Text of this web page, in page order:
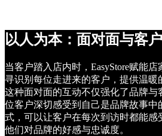
以人为本：面对面与客
当客户踏入店内时，EasyStore赋能
寻识别每位走进来的客户，提供温暖
这种面对面的互动不仅强化了品牌与
位客户深切感受到自己是品牌故事中
式，可以让客户在每次到访时都能感
他们对品牌的好感与忠诚度。